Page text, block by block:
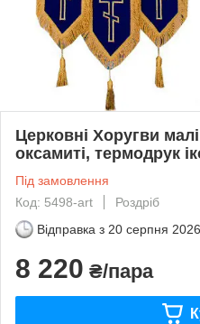
Церковні Хоругви
оксамиті, термодрук
Під замовлення
Код: 5498-art
Роздріб
Відправка з 20 серпня 2026
8 220 ₴/пара